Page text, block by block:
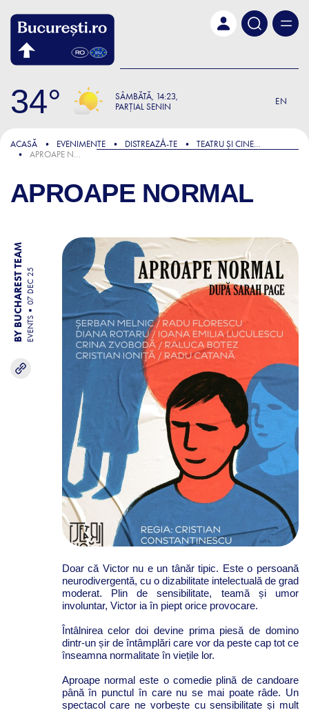
34 SÂMBĂTĂ 14:23
PARȚIAL SENIN
EN
ACASĂ EVENIMENTE DISTREAZǍ-TE
TEATRU ȘI CINEMA
APROAPE NORMAL
APROAPE NORMAL
BY BUCHAREST TEAM EVENTS
07 DEC 25
Doar că Victor nu e un tânăr tipic. Este o persoană
neurodivergentă, cu o dizabilitate intelectuală de grad
moderat. Plin de sensibilitate, teamă și umor
involuntar, Victor ia în piept orice provocare.
Întâlnirea celor doi devine prima piesă de domino
dintr-un șir de întâmplări care vor da peste cap tot ce
înseamna normalitate în viețile lor.
Aproape normal este o comedie plină de candoare
până în punctul în care nu se mai poate râde. Un
spectacol care ne vorbește cu sensibilitate și mult